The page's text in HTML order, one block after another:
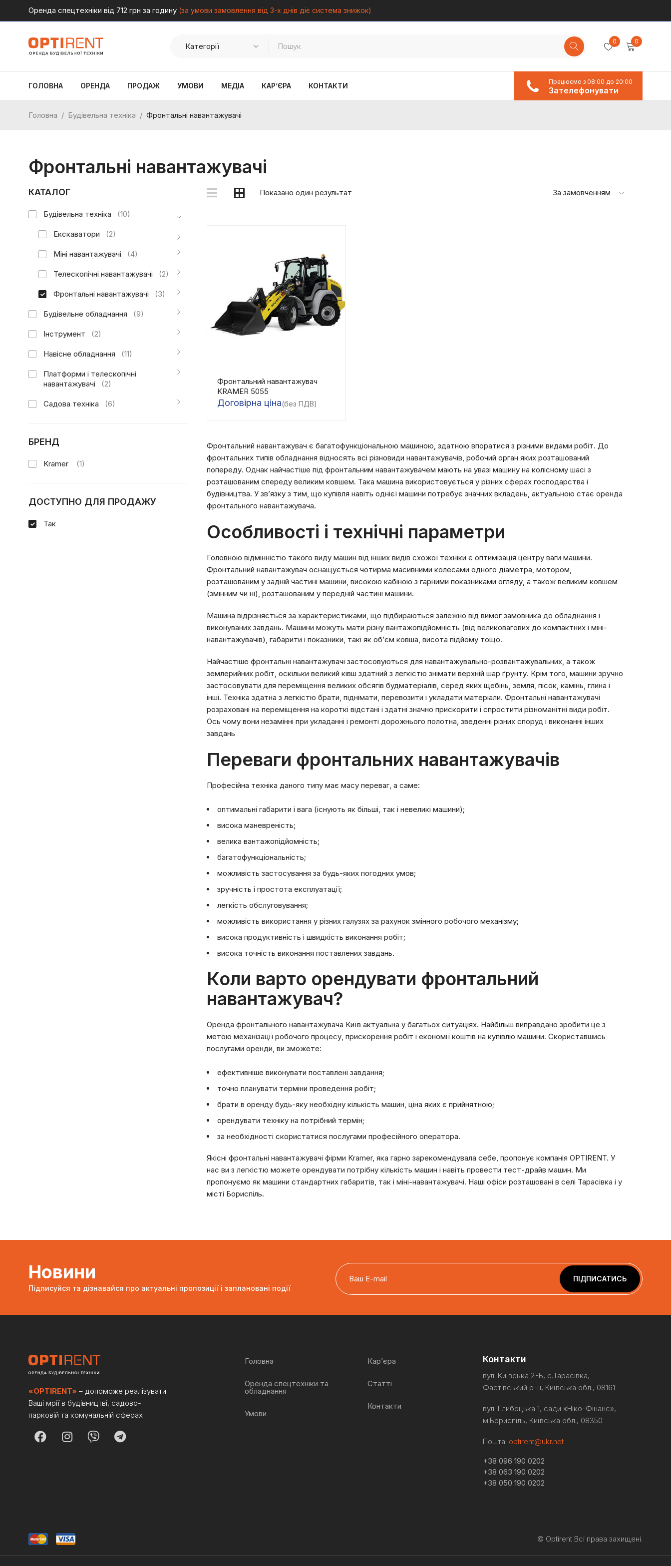
Оренда спецтехніки від 712 грн за годину (за умови замовлення від 3-х днів діє система знижок)
0 0
ГОЛОВНА ОРЕНДА ПРОДАЖ УМОВИ МЕДІА КАР’ЄРА КОНТАКТИ Працюємо з 08:00 до 20:00
Зателефонувати
Фронтальні навантажувачі
Головна / Будівельна техніка / Фронтальні навантажувачі
КАТАЛОГ
Будівельна техніка (10)
Екскаватори (2)
Міні навантажувачі (4)
Телескопічні навантажувачі (2)
Фронтальні навантажувачі (3)
Будівельне обладнання (9)
Інструмент (2)
Навісне обладнання (11)
Платформи і телескопічні
навантажувачі
(2)
Садова техніка (6)
БРЕНД
Kramer (1)
ДОСТУПНО ДЛЯ ПРОДАЖУ
Так
Показано один результат За замовченням
Фронтальний навантажувач
KRAMER 5055
Договірна ціна(без ПДВ)
Фронтальний навантажувач є багатофункціональною машиною, здатною впоратися з різними видами робіт. До
фронтальних типів обладнання відносять всі різновиди навантажувачів, робочий орган яких розташований
попереду. Однак найчастіше під фронтальним навантажувачем мають на увазі машину на колісному шасі з
розташованим спереду великим ковшем. Така машина використовується у різних сферах господарства і
будівництва. У зв’язку з тим, що купівля навіть однієї машини потребує значних вкладень, актуальною стає оренда
фронтального навантажувача.
Особливості і технічні параметри
Головною відмінністю такого виду машин від інших видів схожої техніки є оптимізація центру ваги машини.
Фронтальний навантажувач оснащується чотирма масивними колесами одного діаметра, мотором,
розташованим у задній частині машини, високою кабіною з гарними показниками огляду, а також великим ковшем
(змінним чи ні), розташованим у передній частині машини.
Машина відрізняється за характеристиками, що підбираються залежно від вимог замовника до обладнання і
виконуваних завдань. Машини можуть мати різну вантажопідйомність (від великовагових до компактних і міні-
навантажувачів), габарити і показники, такі як об’єм ковша, висота підйому тощо.
Найчастіше фронтальні навантажувачі застосовуються для навантажувально-розвантажувальних, а також
землерийних робіт, оскільки великий ківш здатний з легкістю знімати верхній шар ґрунту. Крім того, машини зручно
застосовувати для переміщення великих обсягів будматеріалів, серед яких щебінь, земля, пісок, камінь, глина і
інші. Техніка здатна з легкістю брати, піднімати, перевозити і укладати матеріали. Фронтальні навантажувачі
розраховані на переміщення на короткі відстані і здатні значно прискорити і спростити різноманітні види робіт.
Ось чому вони незамінні при укладанні і ремонті дорожнього полотна, зведенні різних споруд і виконанні інших
завдань
Переваги фронтальних навантажувачів
Професійна техніка даного типу має масу переваг, а саме:
оптимальні габарити і вага (існують як більші, так і невеликі машини);
висока маневреність;
велика вантажопідйомність;
багатофункціональність;
можливість застосування за будь-яких погодних умов;
зручність і простота експлуатації;
легкість обслуговування;
можливість використання у різних галузях за рахунок змінного робочого механізму;
висока продуктивність і швидкість виконання робіт;
висока точність виконання поставлених завдань.
Коли варто орендувати фронтальний
навантажувач?
Оренда фронтального навантажувача Київ актуальна у багатьох ситуаціях. Найбільш виправдано зробити це з
метою механізації робочого процесу, прискорення робіт і економії коштів на купівлю машини. Скориставшись
послугами оренди, ви зможете:
ефективніше виконувати поставлені завдання;
точно планувати терміни проведення робіт;
брати в оренду будь-яку необхідну кількість машин, ціна яких є прийнятною;
орендувати техніку на потрібний термін;
за необхідності скористатися послугами професійного оператора.
Якісні фронтальні навантажувачі фірми Kramer, яка гарно зарекомендувала себе, пропонує компанія OPTIRENT. У
нас ви з легкістю можете орендувати потрібну кількість машин і навіть провести тест-драйв машин. Ми
пропонуємо як машини стандартних габаритів, так і міні-навантажувачі. Наші офіси розташовані в селі Тарасівка і у
місті Бориспіль.
Новини
Підписуйся та дізнавайся про актуальні пропозиції і заплановані події
ПІДПИСАТИСЬ
«OPTIRENT» – допоможе реалізувати
Ваші мрії в будівництві, садово-
парковій та комунальній сферах
Головна
Оренда спецтехніки та
обладнання
Умови
Кар’єра
Статті
Контакти
Контакти
вул. Київська 2-Б, с.Тарасівка,
Фастівський р-н, Київська обл., 08161
вул. Глибоцька 1, сади «Ніко-Фінанс»,
м.Бориспіль, Київська обл., 08350
Пошта: optirent@ukr.net
+38 096 190 0202
+38 063 190 0202
+38 050 190 0202
© Optirent Всі права захищені.